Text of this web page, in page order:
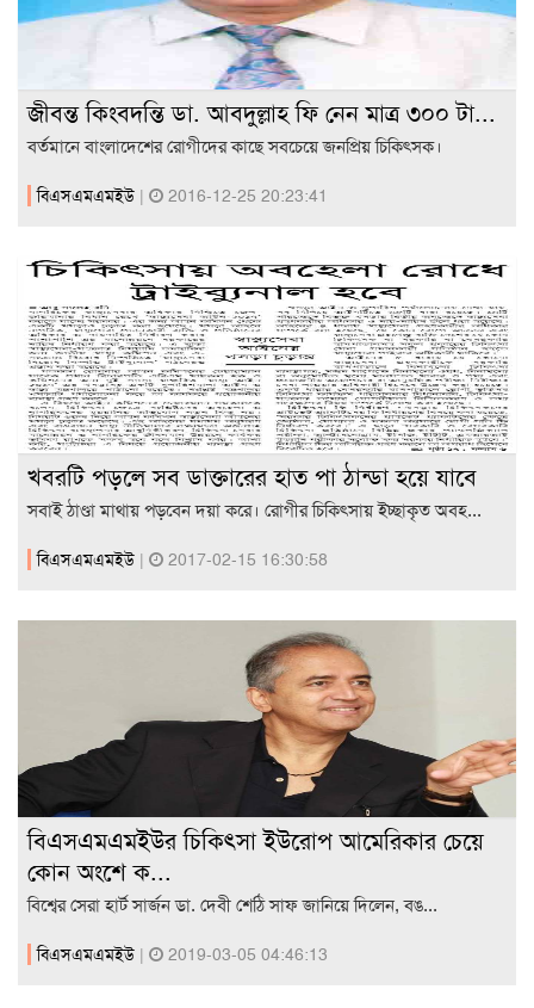
জীবন্ত কিংবদন্তি ডা. আবদুল্লাহ ফি নেন মাত্র ৩০০ টা...
বর্তমানে বাংলাদেশের রোগীদের কাছে সবচেয়ে জনপ্রিয় চিকিৎসক।
বিএসএমএমইউ | 2016-12-25 20:23:41
খবরটি পড়লে সব ডাক্তারের হাত পা ঠান্ডা হয়ে যাবে
সবাই ঠাণ্ডা মাথায় পড়বেন দয়া করে। রোগীর চিকিৎসায় ইচ্ছাকৃত অবহ...
বিএসএমএমইউ | 2017-02-15 16:30:58
বিএসএমএমইউর চিকিৎসা ইউরোপ আমেরিকার চেয়ে
কোন অংশে ক...
বিশ্বের সেরা হার্ট সার্জন ডা. দেবী শেঠি সাফ জানিয়ে দিলেন, বঙ...
বিএসএমএমইউ | 2019-03-05 04:46:13